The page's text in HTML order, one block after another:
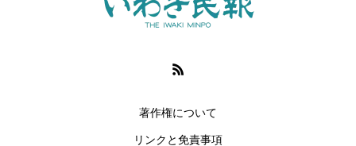
著作権について
リンクと免責事項